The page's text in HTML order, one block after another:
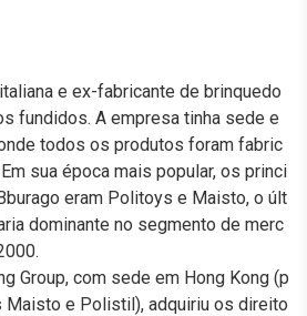
e ex-fabricante de brinquedo
fundidos. A empresa tinha sede e
todos os produtos foram fabric
sua época mais popular, os princi
eram Politoys e Maisto, o últ
dominante no segmento de merc
Group, com sede em Hong Kong (p
Maisto e Polistil), adquiriu os direito